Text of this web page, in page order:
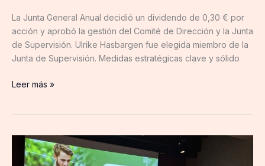
La Junta General Anual decidió un dividendo de 0,30 € por
acción y aprobó la gestión del Comité de Dirección y la Junta
de Supervisión. Ulrike Hasbargen fue elegida miembro de la
Junta de Supervisión. Medidas estratégicas clave y sólido
de
Supervisión
Leer más »
datos